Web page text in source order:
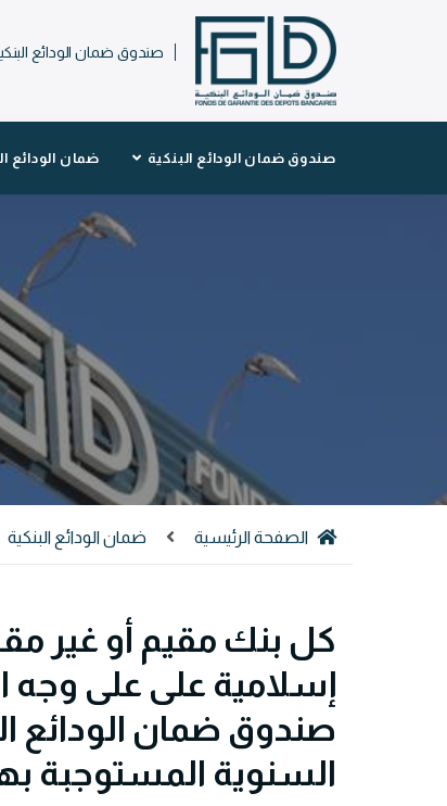
صندوق ضمان الودائع
صندوق ضمان الودائع البنكية ضمان الودائع
الصفحة الرئيسية ضمان الودائع البنكية
كل بنك مقيم أو غير
إسلامية على على وجه
صندوق ضمان الودائع
السنوية المستوجبة